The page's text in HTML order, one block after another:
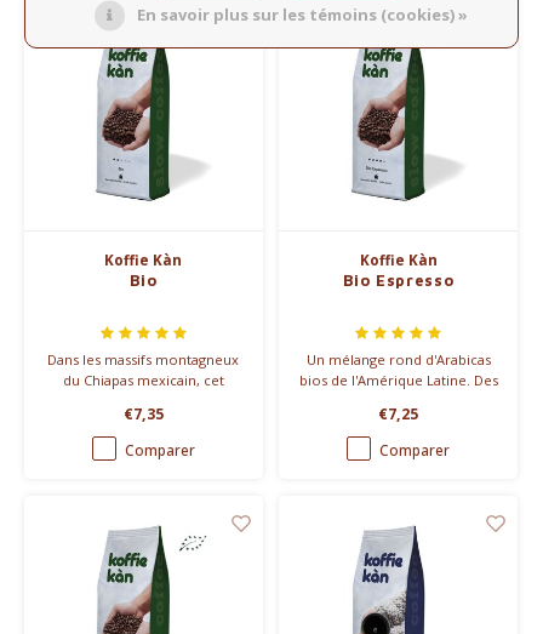
Koffie Kàn
Bio
Dans les massifs montagneux
du Chiapas mexicain, cet
les critères de l'agriculture
biologique: pas d'engrais
chimique, pas de pesticides ou
€7,35
Comparer
Koffie Kàn
Bio Espresso
Un mélange rond d'Arabicas
bios de l'Amérique Latine. Des
et du Pérou sont complétés
par un Honduras corsé pour
donner du caractère.
€7,25
Comparer
En savoir plus sur les témoins (cookies) »